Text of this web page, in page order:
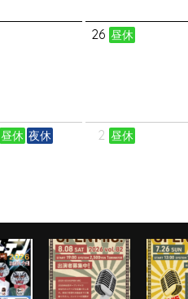
26 昼休
昼休 夜休 2 昼休